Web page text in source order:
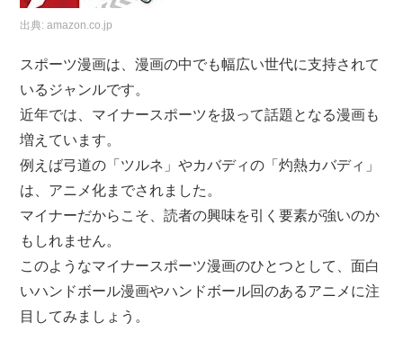
出典:amazon.co.jp
スポーツ漫画は、漫画の中でも幅広い世代に支持されて
いるジャンルです。
近年では、マイナースポーツを扱って話題となる漫画も
増えています。
例えば弓道の「ツルネ」やカバディの「灼熱カバディ」
は、アニメ化までされました。
マイナーだからこそ、読者の興味を引く要素が強いのか
もしれません。
このようなマイナースポーツ漫画のひとつとして、面白
いハンドボール漫画やハンドボール回のあるアニメに注
目してみましょう。